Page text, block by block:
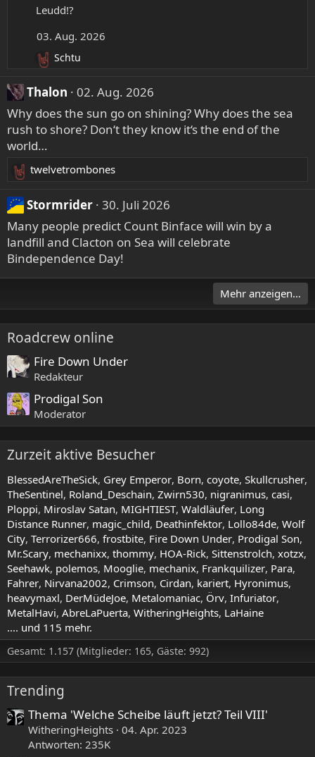
b
u
f
P
r
o
f
i
r
n
e
n
:
Leudd!?
03. Aug. 2026
R
a
t
i
o
e
Schtu
Thalon
02. Aug. 2026
Why does the sun go on shining? Why does the sea
rush to shore? Don‘t they know it‘s the end of the
world…
R
a
k
t
i
o
n
n
:
twelvetrombones
Stormrider 30. Juli 2026
Many people predict Count Binface will win by a
landfill and Clacton on Sea will celebrate
Bindependence Day!
Mehr anzeigen…
Roadcrew online
Fire Down Under
Redakteur
Prodigal Son
Moderator
Zurzeit aktive Besucher
BlessedAreTheSick Grey Emperor Born coyote Skullcrusher
TheSentinel Roland_Deschain Zwirn530 nigranimus casi
Ploppi Miroslav Satan MIGHTIEST Waldläufer Long
Distance Runner magic_child Deathinfektor Lollo84de Wolf
City Terrorizer666 frostbite Fire Down Under Prodigal Son
Mr.Scary mechanixx thommy HOA-Rick Sittenstrolch xotzx
Seehawk polemos Mooglie mechanix Frankquilizer Para
Fahrer Nirvana2002 Crimson Cirdan kariert Hyronimus
heavymaxl DerMüdeJoe Metalomaniac Örv Infuriator
MetalHavi AbreLaPuerta WitheringHeights LaHaine
.... und 115 mehr.
Gesamt: 1.157 (Mitglieder: 165, Gäste: 992)
Trending
Thema 'Welche Scheibe läuft jetzt? Teil VIII'
WitheringHeights 04. Apr. 2023
Antworten: 235K